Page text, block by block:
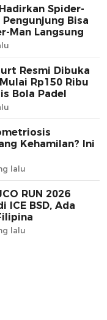
Spider-
Pengunjung Bisa
Man Langsung
Resmi Dibuka
Rp150 Ribu
Bola Padel
Kehamilan? Ini
lalu
RUN 2026
ICE BSD, Ada
lalu